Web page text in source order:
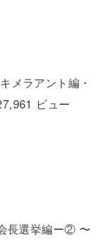
ラアント編・
ビュー
長選挙編ー② 〜